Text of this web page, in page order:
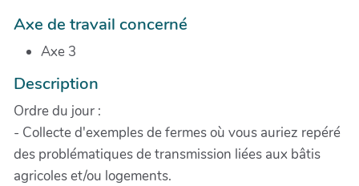
Axe de travail concerné
Axe 3
Description
Ordre du jour :
- Collecte d'exemples de fermes où vous auriez repéré
des problématiques de transmission liées aux bâtis
agricoles et/ou logements.